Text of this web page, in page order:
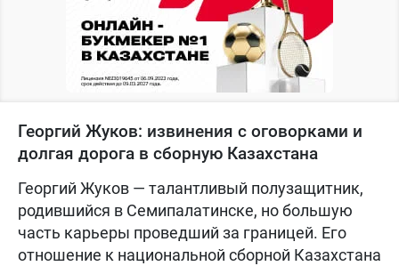
Георгий Жуков: извинения с оговорками и
долгая дорога в сборную Казахстана
Георгий Жуков — талантливый полузащитник,
родившийся в Семипалатинске, но большую
часть карьеры проведший за границей. Его
отношение к национальной сборной Казахстана